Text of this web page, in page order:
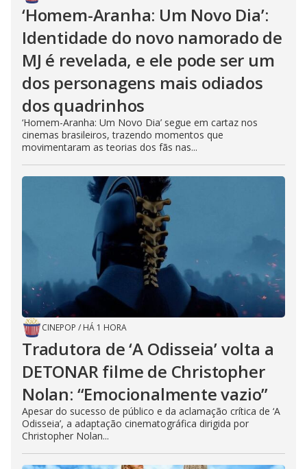
‘Homem-Aranha: Um Novo Dia’:
Identidade do novo namorado de
MJ é revelada, e ele pode ser um
dos personagens mais odiados
dos quadrinhos
‘Homem-Aranha: Um Novo Dia’ segue em cartaz nos
cinemas brasileiros, trazendo momentos que
movimentaram as teorias dos fãs nas...
CINEPOP / HÁ 1 HORA
Tradutora de ‘A Odisseia’ volta a
DETONAR filme de Christopher
Nolan: “Emocionalmente vazio”
Apesar do sucesso de público e da aclamação crítica de ‘A
Odisseia’, a adaptação cinematográfica dirigida por
Christopher Nolan...